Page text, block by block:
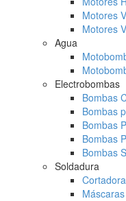
Motores
Motores
Agua
Electrobombas
Bombas
Bombas
Bombas
Bombas
Bombas
Soldadura